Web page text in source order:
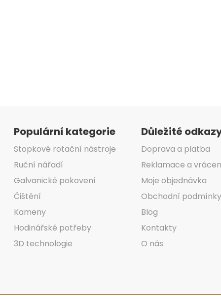
Populární kategorie
Stopkové rotační nástroje
Ruční nářadí
Galvanické pokovení
Čištění
Kameny
Hodinářské potřeby
3D technologie
Důležité
Doprava a platba
Reklamace a
Moje objednávka
Obchodní podmínky
Blog
Kontakty
O nás